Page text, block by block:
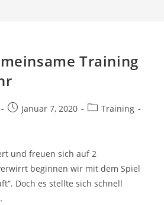
Training
BeitragJanuar 7, 2020
Beitrags-
Training
und freuen sich auf 2
beginnen wir mit dem Spiel
Doch es stellte sich schnell